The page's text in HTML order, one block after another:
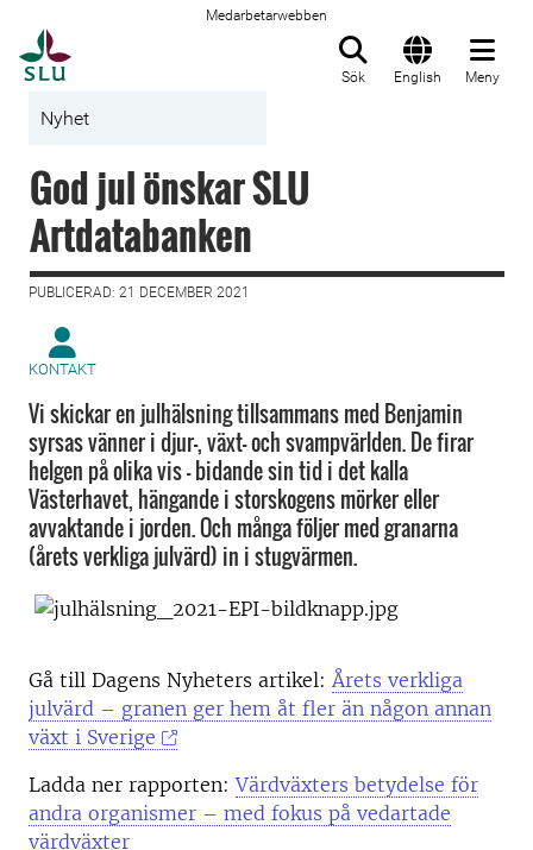
Medarbetarwebben
Sök English Meny
Nyhet
God jul önskar SLU
Artdatabanken
PUBLICERAD: 21 DECEMBER 2021
KONTAKT
Vi skickar en julhälsning tillsammans med Benjamin
syrsas vänner i djur-, växt- och svampvärlden. De firar
helgen på olika vis – bidande sin tid i det kalla
Västerhavet, hängande i storskogens mörker eller
avvaktande i jorden. Och många följer med granarna
(årets verkliga julvärd) in i stugvärmen.
Gå till Dagens Nyheters artikel: Årets verkliga
julvärd – granen ger hem åt fler än någon annan
växt i Sverige
Ladda ner rapporten:Värdväxters betydelse för
andra organismer – med fokus på vedartade
värdväxter